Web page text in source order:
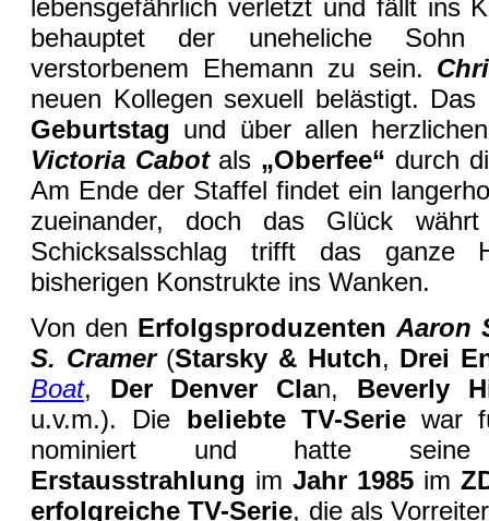
lebensgefährlich verletzt und fällt ins
behauptet der uneheliche
verstorbenem Ehemann zu sein.
neuen Kollegen sexuell belästigt.
Geburtstag und über allen
Victoria Cabot als „Oberfee“ durch
Am Ende der Staffel findet ein
zueinander, doch das Glück
Schicksalsschlag trifft das ganze
bisherigen Konstrukte ins Wanken.
Von den Erfolgsproduzenten Aaron
S. Cramer (Starsky & Hutch, Drei
Boat, Der Denver Clan, Beverly
u.v.m.). Die beliebte TV-Seriewar
nominiert und hatte
Erstausstrahlung im Jahr 1985 im
erfolgreiche TV-Serie, die als